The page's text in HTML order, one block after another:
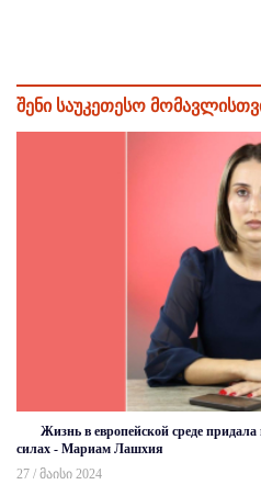
შენი საუკეთესო
Жизнь в европейской среде
силах - Мариам Лашхия
27 / მაისი 2024